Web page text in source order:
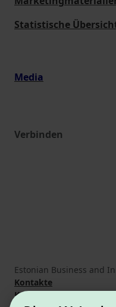
Statistische
Media
Verbinden
Estonian Business and
Kontakte
Kooperationspartner